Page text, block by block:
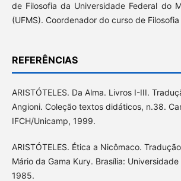
de Filosofia da Universidade Federal do
(UFMS). Coordenador do curso de Filosofia
REFERÊNCIAS
ARISTÓTELES. Da Alma. Livros I-III.
Angioni. Coleção textos didáticos, n.38.
IFCH/Unicamp, 1999.
ARISTÓTELES. Ética a Nicômaco.
Mário da Gama Kury. Brasília:
1985.